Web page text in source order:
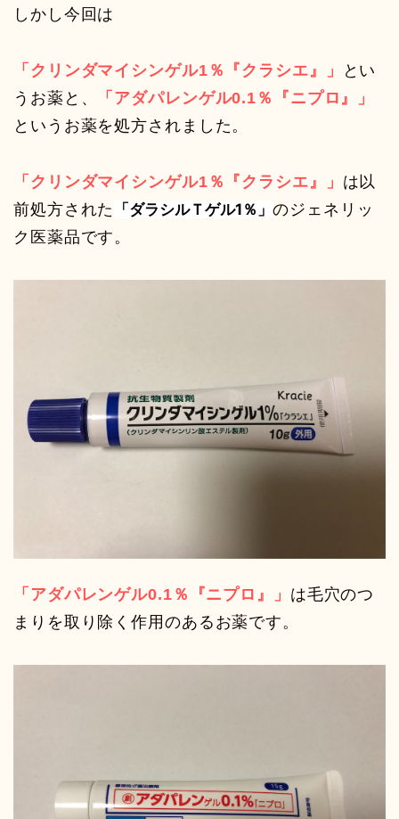
しかし今回は
「クリンダマイシンゲル1％『クラシエ』」
とい
うお薬と、
「アダパレンゲル0.1％『ニプロ』」
というお薬を処方されました。
「クリンダマイシンゲル1％『クラシエ』」 は以
前処方された
「ダラシルＴゲル1％」のジェネリッ
ク医薬品です。
「アダパレンゲル0.1％『ニプロ』」 は毛穴のつ
まりを取り除く作用のあるお薬です。